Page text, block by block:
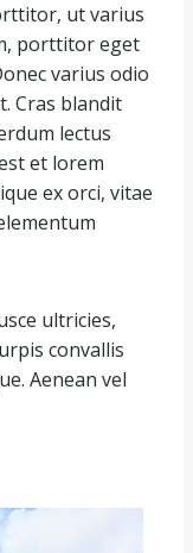
ut varius
porttitor eget
varius odio
Cras blandit
lectus
et lorem
ex orci, vitae
ultricies,
convallis
Aenean vel